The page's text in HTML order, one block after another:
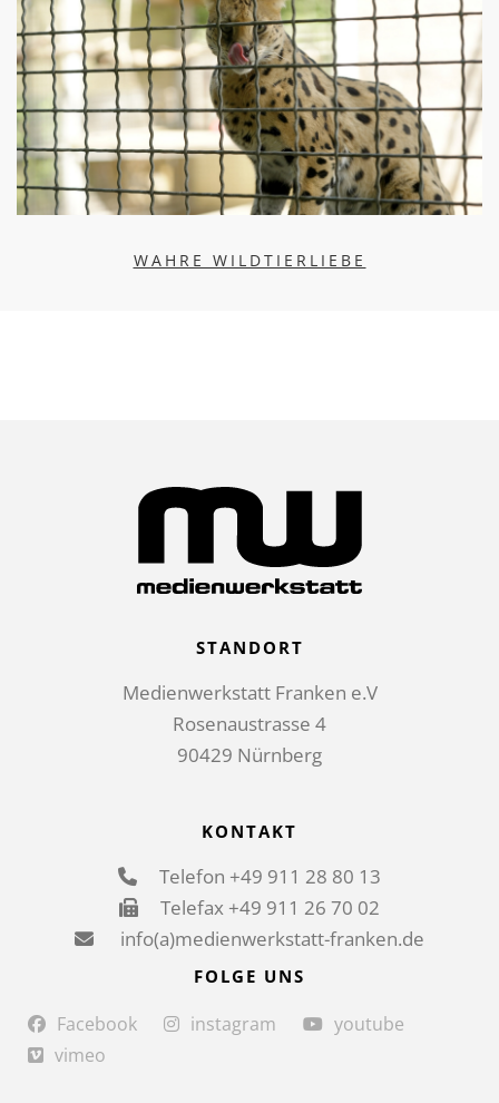
WAHRE WILDTIERLIEBE
STANDORT
Medienwerkstatt Franken e.V
Rosenaustrasse 4
90429 Nürnberg
KONTAKT
Telefon +49 911 28 80 13
Telefax +49 911 26 70 02
info(a)medienwerkstatt-franken.de
FOLGE UNS
Facebook instagram
youtube
vimeo